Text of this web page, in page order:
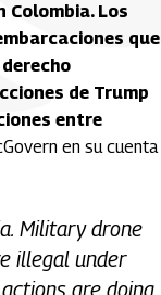
Colombia. Los
que
de Trump
entre
en su cuenta
Military drone
illegal under
actions are doing